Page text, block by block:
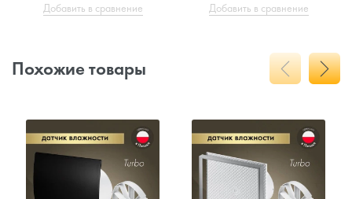
Добавить в сравнение Добавить в сравнение
Похожие товары